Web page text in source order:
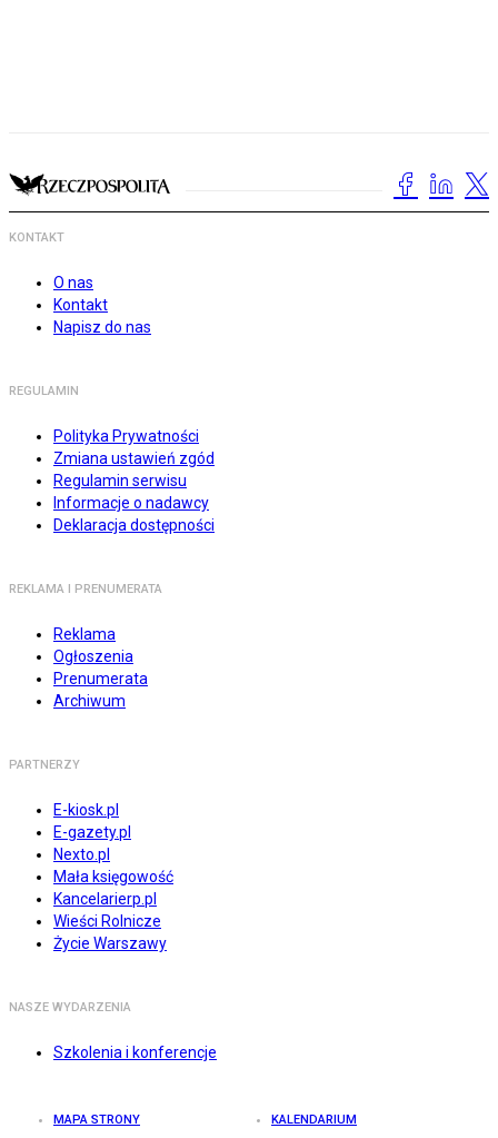
KONTAKT
O nas
Kontakt
Napisz do nas
REGULAMIN
Polityka Prywatności
Zmiana ustawień zgód
Regulamin serwisu
Informacje o nadawcy
Deklaracja dostępności
REKLAMA I PRENUMERATA
Reklama
Ogłoszenia
Prenumerata
Archiwum
PARTNERZY
E-kiosk.pl
E-gazety.pl
Nexto.pl
Mała księgowość
Kancelarierp.pl
Wieści Rolnicze
Życie Warszawy
NASZE WYDARZENIA
Szkolenia i konferencje
MAPA STRONY KALENDARIUM